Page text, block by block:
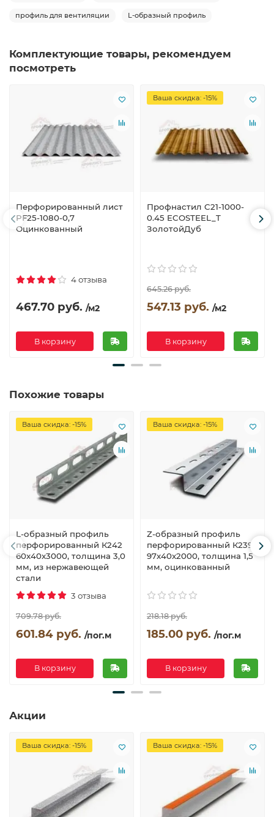
профиль для вентиляции L-образный профиль
Комплектующие товары, рекомендуем
посмотреть
Перфорированный лист
PF25-1080-0,7
Оцинкованный
4 отзыва
467.70 руб. /м2
В корзину
Ваша скидка: -15%
Профнастил C21-1000-
0.45 ECOSTEEL_T
ЗолотойДуб
645.26 руб.
547.13 руб. /м2
В корзину
Похожие товары
Ваша скидка: -15%
L-образный профиль
перфорированный К242
60x40x3000, толщина 3,0
мм, из нержавеющей
стали
3 отзыва
709.78 руб.
601.84 руб. /пог.м
В корзину
Ваша скидка: -15%
Z-образный профиль
перфорированный К239
97x40x2000, толщина 1,5
мм, оцинкованный
218.18 руб.
185.00 руб. /пог.м
В корзину
Акции
Ваша скидка: -15% Ваша скидка: -15%